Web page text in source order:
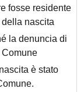
fosse residente
nascita
la denuncia di
Comune
è stato